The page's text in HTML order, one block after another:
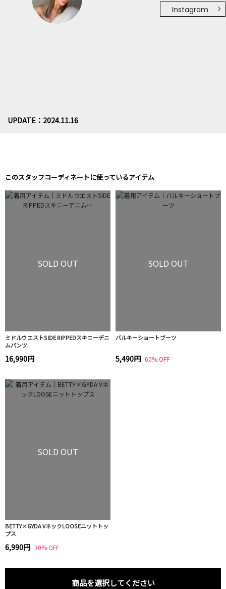
Instagram
UPDATE：2024.11.16
このスタッフコーディネートに使っているアイテム
SOLD OUT
ミドルウエストSIDE RIPPEDスキニーデニ
ムパンツ
16,990円
SOLD OUT
バルキーショートブーツ
5,490円 60% OFF
SOLD OUT
BETTY×GYDA VネックLOOSEニットトッ
プス
6,990円 30% OFF
商品を選択してください